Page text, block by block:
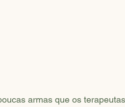
armas que os